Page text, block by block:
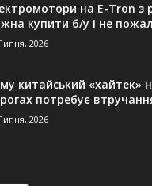
на E-Tron з
купити б/у і не
2026
китайський «хайтек»
потребує
2026